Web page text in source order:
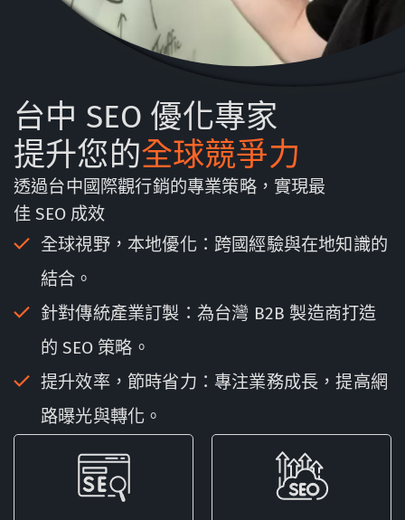
台中 SEO 優化專家
提升您的全球競爭力
透過台中國際觀行銷的專業策略，實現最
佳 SEO 成效
全球視野，本地優化：跨國經驗與在地知識的
結合。
針對傳統產業訂製：為台灣 B2B 製造商打造
的 SEO 策略。
提升效率，節時省力：專注業務成長，提高網
路曝光與轉化。